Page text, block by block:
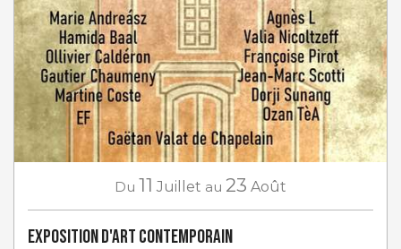
Du 11 Juillet au 23 Août
Exposition d'art contemporain